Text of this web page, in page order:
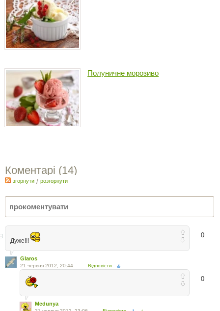
Полуничне морозиво
Коментарі (14)
згорнути / розгорнути
0
Дуже!!!
Glaros
21 червня 2012, 20:44 Відповісти
0
Medunya